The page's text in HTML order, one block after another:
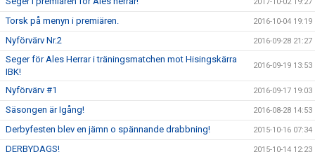
Torsk på menyn i premiären. 2016-10-04 19:19
Nyförvärv Nr.2 2016-09-28 21:27
Seger för Ales Herrar i träningsmatchen mot Hisingskärra
IBK!
2016-09-19 13:53
Nyförvärv #1 2016-09-17 19:03
Säsongen är Igång! 2016-08-28 14:53
Derbyfesten blev en jämn o spännande drabbning! 2015-10-16 07:34
DERBYDAGS! 2015-10-14 12:23